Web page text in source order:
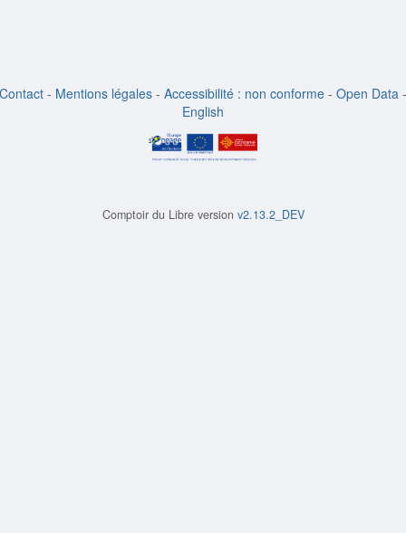
Contact - Mentions légales - Accessibilité : non conforme - Open Data -
English
Comptoir du Libre version v2.13.2_DEV